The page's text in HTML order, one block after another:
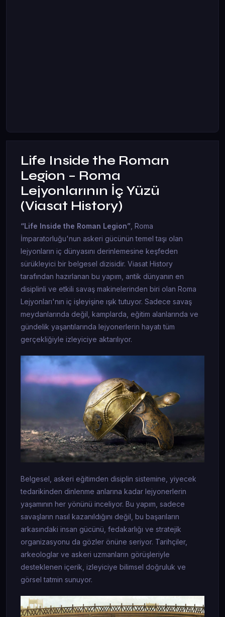
Life Inside the Roman
Legion – Roma
Lejyonlarının İç Yüzü
(Viasat History)
“Life Inside the Roman Legion” , Roma
İmparatorluğu'nun askeri gücünün temel taşı olan
lejyonların iç dünyasını derinlemesine keşfeden
sürükleyici bir belgesel dizisidir. Viasat History
tarafından hazırlanan bu yapım, antik dünyanın en
disiplinli ve etkili savaş makinelerinden biri olan Roma
Lejyonları'nın iç işleyişine ışık tutuyor. Sadece savaş
meydanlarında değil, kamplarda, eğitim alanlarında ve
gündelik yaşantılarında lejyonerlerin hayatı tüm
gerçekliğiyle izleyiciye aktarılıyor.
Belgesel, askeri eğitimden disiplin sistemine, yiyecek
tedarikinden dinlenme anlarına kadar lejyonerlerin
yaşamının her yönünü inceliyor. Bu yapım, sadece
savaşların nasıl kazanıldığını değil, bu başarıların
arkasındaki insan gücünü, fedakarlığı ve stratejik
organizasyonu da gözler önüne seriyor. Tarihçiler,
arkeologlar ve askeri uzmanların görüşleriyle
desteklenen içerik, izleyiciye bilimsel doğruluk ve
görsel tatmin sunuyor.